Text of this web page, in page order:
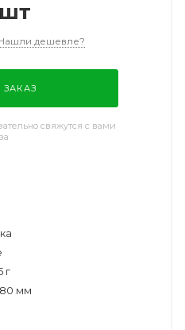
дешевле?
свяжутся с вами
г
мм